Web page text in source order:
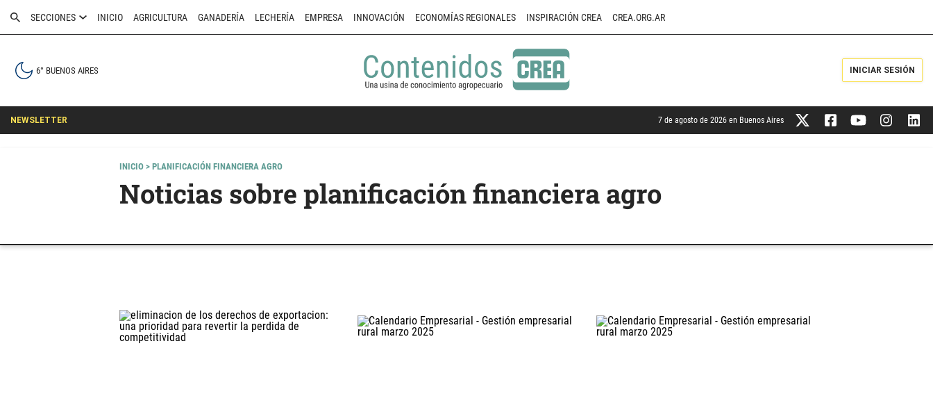
SECCIONES INICIO AGRICULTURA GANADERÍA LECHERÍA EMPRESA INNOVACIÓN ECONOMÍAS REGIONALES INSPIRACIÓN CREA CREA.ORG.AR
6° BUENOS AIRES INICIAR SESIÓN
NEWSLETTER 7 de agosto de 2026 en Buenos Aires
INICIO > PLANIFICACIÓN FINANCIERA AGRO
Noticias sobre planificación financiera agro